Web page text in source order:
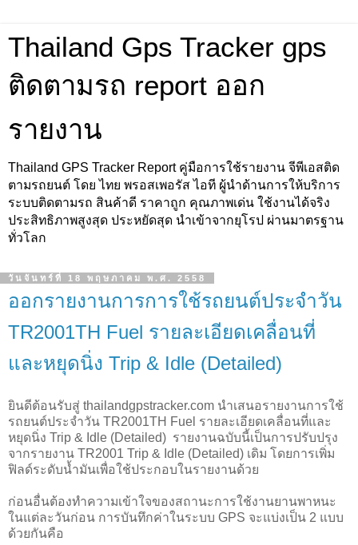
Thailand Gps Tracker gps
ติดตามรถ report ออก
รายงาน
Thailand GPS Tracker Report คู่มือการใช้รายงาน จีพีเอสติด
ตามรถยนต์ โดย ไทย พรอสเพอรัส ไอที ผู้นำด้านการให้บริการ
ระบบติดตามรถ สินค้าดี ราคาถูก คุณภาพเด่น ใช้งานได้จริง
ประสิทธิภาพสูงสุด ประหยัดสุด นำเข้าจากยุโรป ผ่านมาตรฐาน
ทั่วโลก
วันจันทร์ที่ 18 พฤษภาคม พ.ศ. 2558
ออกรายงานการการใช้รถยนต์ประจำวัน
TR2001TH Fuel รายละเอียดเคลื่อนที่
และหยุดนิ่ง Trip & Idle (Detailed)
ยินดีต้อนรับสู่ thailandgpstracker.com นำเสนอรายงานการใช้
รถยนต์ประจำวัน TR2001TH Fuel รายละเอียดเคลื่อนที่และ
หยุดนิ่ง Trip & Idle (Detailed) รายงานฉบับนี้เป็นการปรับปรุง
จากรายงาน TR2001 Trip & Idle (Detailed) เดิม โดยการเพิ่ม
ฟิลด์ระดับน้ำมันเพื่อใช้ประกอบในรายงานด้วย
ก่อนอื่นต้องทำความเข้าใจของสถานะการใช้งานยานพาหนะ
ในแต่ละวันก่อน การบันทึกค่าในระบบ GPS จะแบ่งเป็น 2 แบบ
ด้วยกันคือ